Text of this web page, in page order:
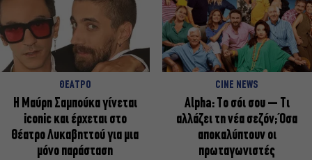
ΘΕΑΤΡΟ
Η Μαύρη Σαμπούκα γίνεται
iconic και έρχεται στο
Θέατρο Λυκαβηττού για μια
μόνο παράσταση
CINE NEWS
Alpha: Το σόι σου – Τι
αλλάζει τη νέα σεζόν; Όσα
αποκαλύπτουν οι
πρωταγωνιστές